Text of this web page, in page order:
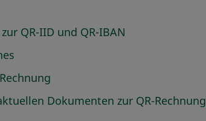
QR-IID und QR-IBAN
Dokumenten zur QR-Rechnung